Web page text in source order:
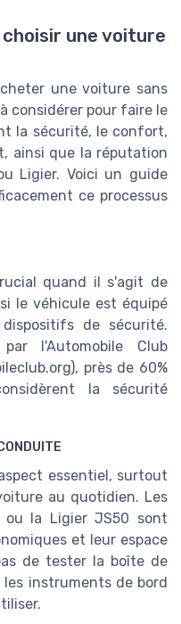
une voiture
une voiture sans
considérer pour faire le
la sécurité, le confort,
ainsi que la réputation
Ligier. Voici un guide
ce processus
quand il s'agit de
le véhicule est équipé
de sécurité.
l'Automobile Club
près de 60%
la sécurité
essentiel, surtout
au quotidien. Les
ou la Ligier JS50 sont
et leur espace
de tester la boîte de
instruments de bord